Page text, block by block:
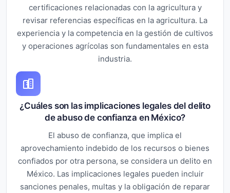
certificaciones relacionadas con la agricultura y
revisar referencias específicas en la agricultura. La
experiencia y la competencia en la gestión de cultivos
y operaciones agrícolas son fundamentales en esta
industria.
¿Cuáles son las implicaciones legales del delito
de abuso de confianza en México?
El abuso de confianza, que implica el
aprovechamiento indebido de los recursos o bienes
confiados por otra persona, se considera un delito en
México. Las implicaciones legales pueden incluir
sanciones penales, multas y la obligación de reparar